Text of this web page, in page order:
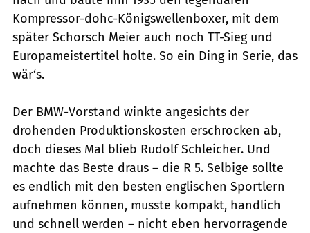
Kompressor-dohc-Königs­wellenboxer, mit dem
später Schorsch Meier auch noch TT-Sieg und
Europameistertitel holte. So ein Ding in Serie, das
wär‘s.
Der BMW-Vorstand winkte angesichts der
drohenden Produktionskosten erschrocken ab,
doch dieses Mal blieb ­Rudolf Schleicher. Und
machte das Beste draus – die R 5. Selbige sollte
es endlich mit den besten englischen Sportlern
aufnehmen können, musste kompakt, handlich
und schnell werden – nicht eben ­hervorragende